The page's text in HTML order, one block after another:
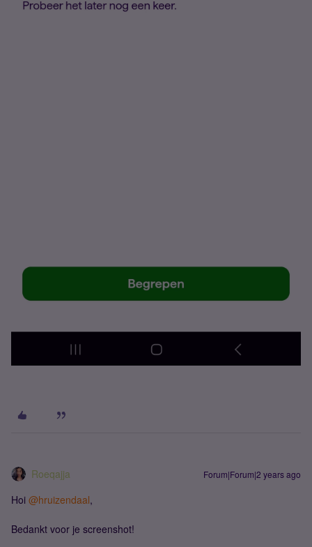
Roeqajja Forum|Forum|2 years ago
Hoi @hruizendaal,
Bedankt voor je screenshot!